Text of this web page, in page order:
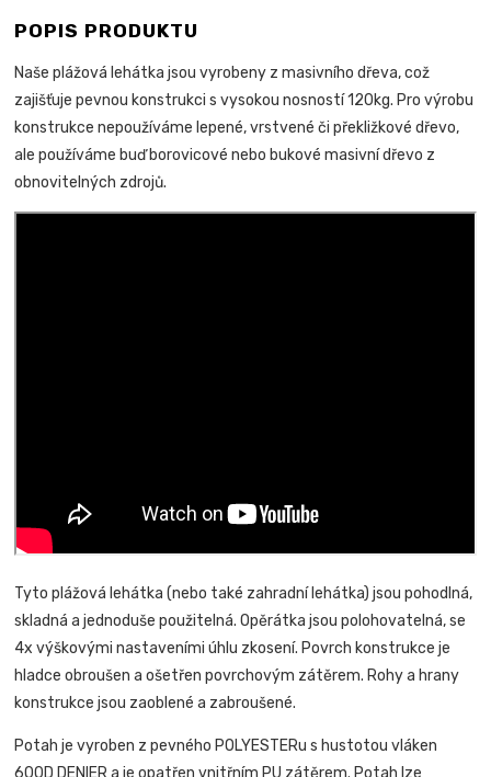
POPIS PRODUKTU
Naše plážová lehátka jsou vyrobeny z masivního dřeva, což
zajišťuje pevnou konstrukci s vysokou nosností 120kg. Pro výrobu
konstrukce nepoužíváme lepené, vrstvené či překližkové dřevo,
ale používáme buď borovicové nebo bukové masivní dřevo z
obnovitelných zdrojů.
Tyto plážová lehátka (nebo také zahradní lehátka) jsou pohodlná,
skladná a jednoduše použitelná. Opěrátka jsou polohovatelná, se
4x výškovými nastaveními úhlu zkosení. Povrch konstrukce je
hladce obroušen a ošetřen povrchovým zátěrem. Rohy a hrany
konstrukce jsou zaoblené a zabroušené.
Potah je vyroben z pevného POLYESTERu s hustotou vláken
600D DENIER a je opatřen vnitřním PU zátěrem. Potah lze